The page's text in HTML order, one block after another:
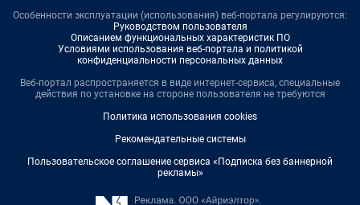
Особенности эксплуатации (использования) веб-портала регулируются:
Руководством пользователя
Описанием функциональных характеристик ПО
Условиями использования веб-портала и политикой
конфиденциальности персональных данных
Веб-портал распространяется в виде интернет-сервиса, специальные
действия по установке на стороне пользователя не требуются
Политика использования cookies
Рекомендательные системы
Пользовательское соглашение сервиса «Подписка без баннерной
рекламы»